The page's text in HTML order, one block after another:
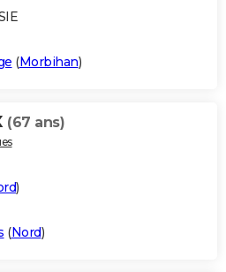
(Morbihan)
(67 ans)
)
(Nord)